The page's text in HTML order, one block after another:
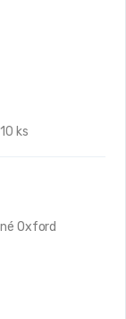
ks
Oxford